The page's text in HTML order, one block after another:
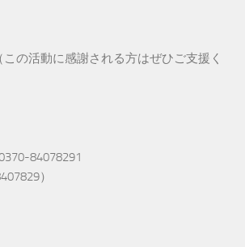
の活動に感謝される方はぜひご支援く
84078291
）